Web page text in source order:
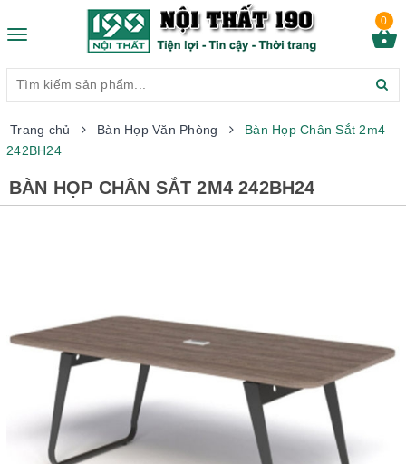
Toggle
0
Trang chủ Bàn Họp Văn Phòng
Bàn Họp Chân Sắt 2m4
242BH24
BÀN HỌP CHÂN SẮT 2M4 242BH24